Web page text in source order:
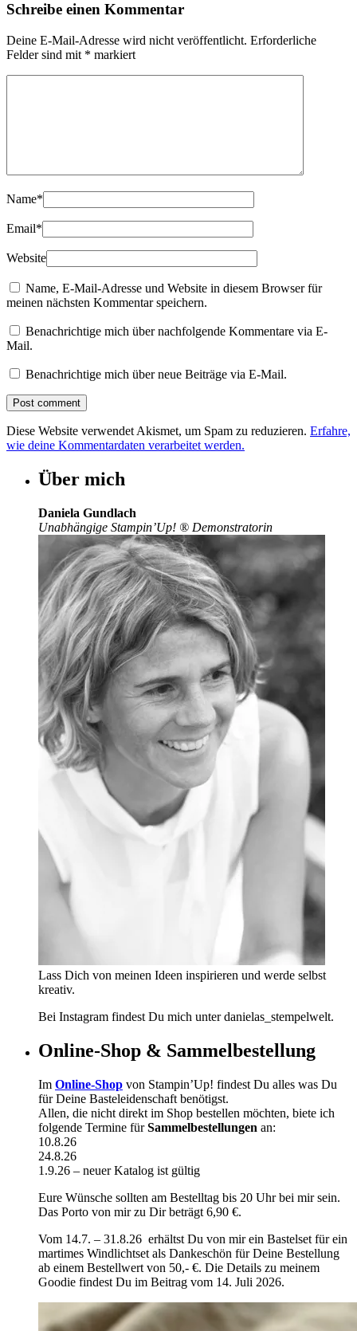
Schreibe einen Kommentar
Deine E-Mail-Adresse wird nicht veröffentlicht. Erforderliche
Felder sind mit * markiert
Name*
Email*
Website
Name, E-Mail-Adresse und Website in diesem Browser für
meinen nächsten Kommentar speichern.
Benachrichtige mich über nachfolgende Kommentare via E-
Mail.
Benachrichtige mich über neue Beiträge via E-Mail.
Diese Website verwendet Akismet, um Spam zu reduzieren. Erfahre,
wie deine Kommentardaten verarbeitet werden.
Über mich
Daniela Gundlach
Unabhängige Stampin’Up! ® Demonstratorin
Lass Dich von meinen Ideen inspirieren und werde selbst
kreativ.
Bei Instagram findest Du mich unter danielas_stempelwelt.
Online-Shop & Sammelbestellung
Im Online-Shop von Stampin’Up! findest Du alles was Du
für Deine Basteleidenschaft benötigst.
Allen, die nicht direkt im Shop bestellen möchten, biete ich
folgende Termine fürSammelbestellungen an:
10.8.26
24.8.26
1.9.26 – neuer Katalog ist gültig
Eure Wünsche sollten am Bestelltag bis 20 Uhr bei mir sein.
Das Porto von mir zu Dir beträgt 6,90 €.
Vom 14.7. – 31.8.26 erhältst Du von mir ein Bastelset für ein
martimes Windlichtset als Dankeschön für Deine Bestellung
ab einem Bestellwert von 50,- €. Die Details zu meinem
Goodie findest Du im Beitrag vom 14. Juli 2026.